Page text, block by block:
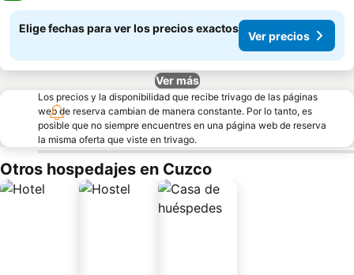
Elige fechas para ver los precios exactos
Ver precios
Ver más
Los precios y la disponibilidad que recibe trivago de las páginas
web de reserva cambian de manera constante. Por lo tanto, es
posible que no siempre encuentres en una página web de reserva
la misma oferta que viste en trivago.
Otros hospedajes en Cuzco